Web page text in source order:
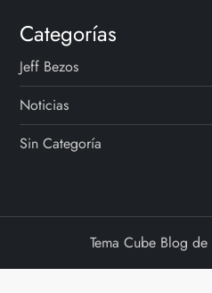
Categorías
Jeff Bezos
Noticias
Sin Categoría
Tema Cube Blog de